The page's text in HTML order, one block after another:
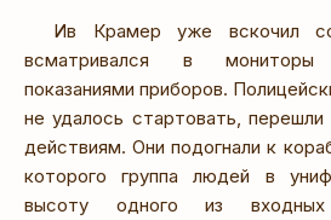
Ив Крамер уже вскочил
всматривался в
показаниями приборов.
не удалось стартовать,
действиям. Они подогнали к
которого группа людей в
высоту одного из